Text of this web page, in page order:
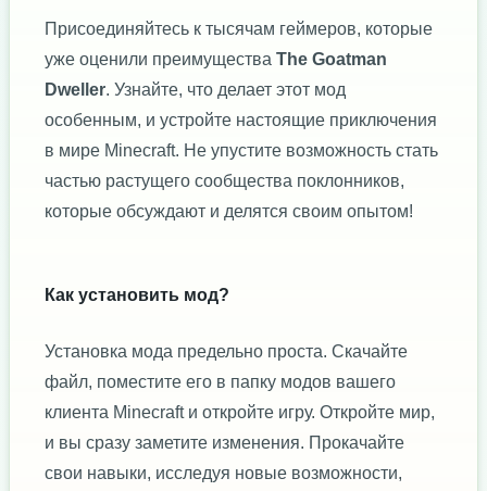
Присоединяйтесь к тысячам геймеров, которые
уже оценили преимущества The Goatman
Dweller. Узнайте, что делает этот мод
особенным, и устройте настоящие приключения
в мире Minecraft. Не упустите возможность стать
частью растущего сообщества поклонников,
которые обсуждают и делятся своим опытом!
Как установить мод?
Установка мода предельно проста. Скачайте
файл, поместите его в папку модов вашего
клиента Minecraft и откройте игру. Откройте мир,
и вы сразу заметите изменения. Прокачайте
свои навыки, исследуя новые возможности,